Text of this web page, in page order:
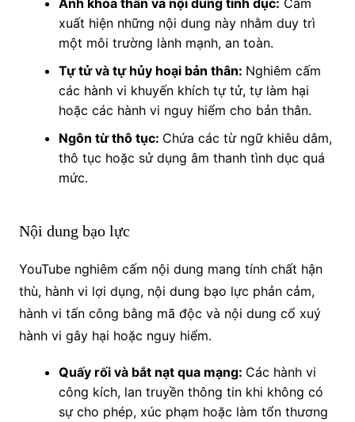
xuất hiện những nội dung này nhằm duy trì
một môi trường lành mạnh, an toàn.
Tự tử và tự hủy hoại bản thân: Nghiêm cấm
các hành vi khuyến khích tự tử, tự làm hại
hoặc các hành vi nguy hiểm cho bản thân.
Ngôn từ thô tục: Chứa các từ ngữ khiêu dâm,
thô tục hoặc sử dụng âm thanh tình dục quá
mức.
Nội dung bạo lực
YouTube nghiêm cấm nội dung mang tính chất hận
thù, hành vi lợi dụng, nội dung bạo lực phản cảm,
hành vi tấn công bằng mã độc và nội dung cổ xuý
hành vi gây hại hoặc nguy hiểm.
Quấy rối và bắt nạt qua mạng: Các hành vi
công kích, lan truyền thông tin khi không có
sự cho phép, xúc phạm hoặc làm tổn thương